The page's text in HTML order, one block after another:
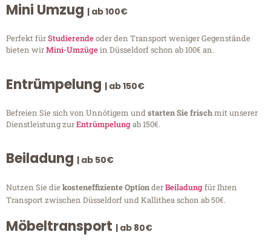
Mini Umzug | ab 100€
Perfekt fürStudierendeoder den Transport weniger Gegenstände
bieten wirMini-Umzügein Düsseldorf schon ab 100€ an.
Entrümpelung | ab 150€
Befreien Sie sich von Unnötigem undstarten Sie frischmit unserer
Dienstleistung zurEntrümpelungab 150€.
Beiladung | ab 50€
Nutzen Sie diekosteneffiziente OptionderBeiladungfür Ihren
Transport zwischen Düsseldorf und Kallithea schon ab 50€.
Möbeltransport | ab 80€